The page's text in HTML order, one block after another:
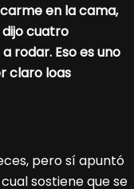
en la cama,
dijo cuatro
rodar. Eso es uno
claro loas
pero sí apuntó
sostiene que se